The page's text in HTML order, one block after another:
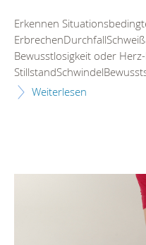
Erkennen
Bewusstlosigkeit oder
Weiterlesen